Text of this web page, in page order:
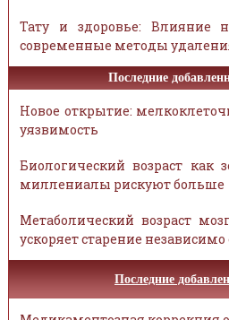
Тату и здоровье: Влияние
современные методы
Последние
Новое открытие:
уязвимость
Биологический возраст как
миллениалы рискуют больше
Метаболический возраст
ускоряет старение
Последние